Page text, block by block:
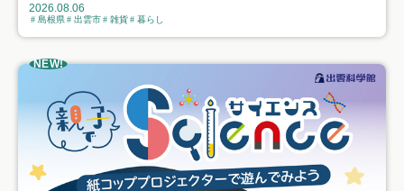
2026.08.06
島根県 出雲市 雑貨 暮らし
NEW!